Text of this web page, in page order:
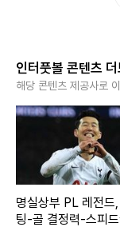
인터풋볼 콘텐츠 더
해당 콘텐츠 제공사로
명실상부 PL 레전드,
팅-골 결정력-스피드